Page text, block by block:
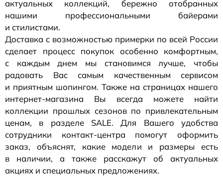
актуальных коллекций, бережно отобранных
нашими профессиональными байерами
и стилистами.
Доставка с возможностью примерки по всей России
сделает процесс покупок особенно комфортным,
с каждым днем мы становимся лучше, чтобы
радовать Вас самым качественным сервисом
и приятным шопингом. Также на страницах нашего
интернет-магазина Вы всегда можете найти
коллекции прошлых сезонов по привлекательным
ценам, в разделе SALE. Для Вашего удобства
сотрудники контакт-центра помогут оформить
заказ, объяснят, какие модели и размеры есть
в наличии, а также расскажут об актуальных
акциях и специальных предложениях.